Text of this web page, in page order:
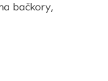
bačkory,